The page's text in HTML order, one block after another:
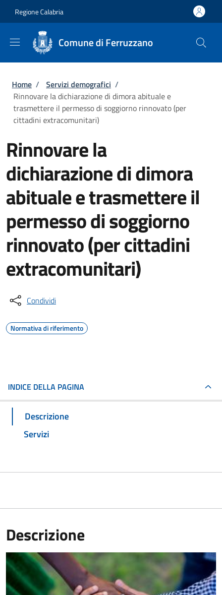
Regione Calabria
Comune di Ferruzzano
Briciole di pane
Home / Servizi demografici /
Rinnovare la dichiarazione di dimora abituale e
trasmettere il permesso di soggiorno rinnovato (per
cittadini extracomunitari)
Rinnovare la
dichiarazione di dimora
abituale e trasmettere il
permesso di soggiorno
rinnovato (per cittadini
extracomunitari)
Condividi
Normativa di riferimento
INDICE DELLA PAGINA
Descrizione
Servizi
Descrizione